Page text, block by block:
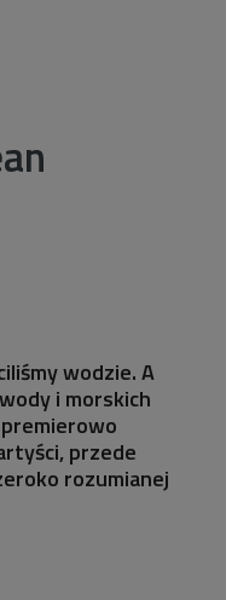
wodzie. A
i morskich
przede
rozumianej